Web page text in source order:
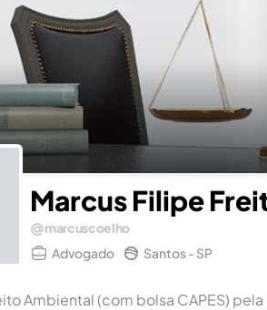
Marcus Filipe
marcuscoelho
Advogado
Santos - SP
Ambiental (com bolsa CAPES)